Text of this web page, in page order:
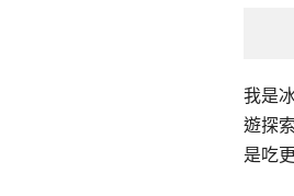
我是
遊探
是吃